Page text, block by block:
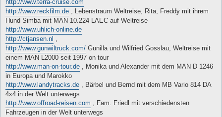
http://www.terra-cruise.com
http://www.reckfilm.de , Lebenstraum Weltreise, Rita, Freddy mit ihrem
Hund Simba mit MAN 10.224 LAEC auf Weltreise
http://www.uhlich-online.de
http://ctjansen.nl ,
http://www.gunwiltruck.com/ Gunilla und Wilfried Gosslau, Weltreise mit
einem MAN L2000 seit 1997 on tour
http://www.man-on-tour.de , Monika und Alexander mit dem MAN D 1246
in Europa und Marokko
http://www.landytracks.de , Bärbel und Bernd mit dem MB Vario 814 DA
4x4 in der Welt unterwegs
http://www.offroad-reisen.com , Fam. Friedl mit verschiedensten
Fahrzeugen in der Welt unterwegs